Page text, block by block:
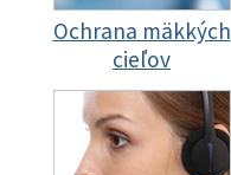
Ochrana mäkkých
cieľov